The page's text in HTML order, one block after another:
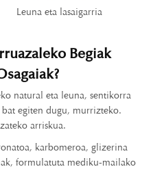
Leuna eta lasaigarria
Begiak
natural eta leuna, sentikorra
egiten dugu, murrizteko.
arriskua.
karbomeroa, glizerina
formulatuta mediku-mailako